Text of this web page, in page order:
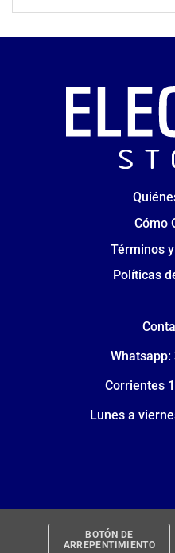
Cómo
Términos
Políticas
Corrientes
Lunes a
BOTÓN DE
ARREPENTIMIENTO